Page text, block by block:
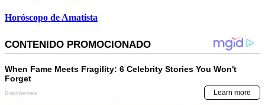
Horóscopo de Amatista